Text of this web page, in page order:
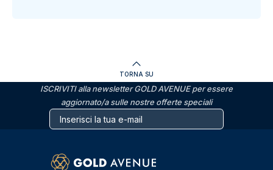
TORNA SU
ISCRIVITI alla newsletter GOLD AVENUE per essere
aggiornato/a sulle nostre offerte speciali